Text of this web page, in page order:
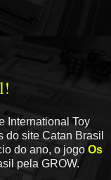
International Toy
do site Catan Brasil
do ano, o jogo Os
pela GROW.